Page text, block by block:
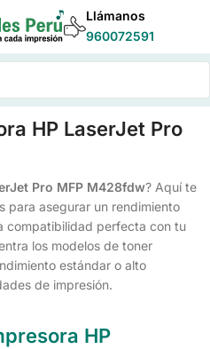
Llámanos
960072591
HP LaserJet Pro
Pro MFP M428fdw? Aquí te
para asegurar un rendimiento
compatibilidad perfecta con tu
los modelos de toner
estándar o alto
de impresión.
HP